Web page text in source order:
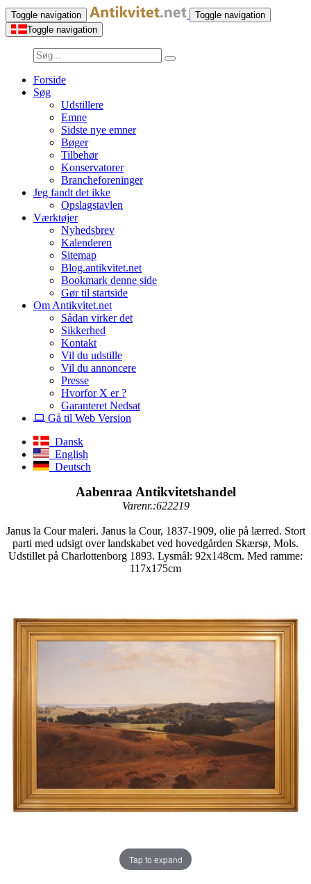
Toggle navigation
Toggle navigation
Toggle navigation
Forside
Søg
Udstillere
Emne
Sidste nye emner
Bøger
Tilbehør
Konservatorer
Brancheforeninger
Jeg fandt det ikke
Opslagstavlen
Værktøjer
Nyhedsbrev
Kalenderen
Sitemap
Blog.antikvitet.net
Bookmark denne side
Gør til startside
Om Antikvitet.net
Sådan virker det
Sikkerhed
Kontakt
Vil du udstille
Vil du annoncere
Presse
Hvorfor X er ?
Garanteret Nedsat
Gå til Web Version
Dansk
English
Deutsch
Aabenraa Antikvitetshandel
Varenr.:622219
Janus la Cour maleri. Janus la Cour, 1837-1909, olie på lærred. Stort
parti med udsigt over landskabet ved hovedgården Skærsø, Mols.
Udstillet på Charlottenborg 1893. Lysmål: 92x148cm. Med ramme:
117x175cm
Tap to expand